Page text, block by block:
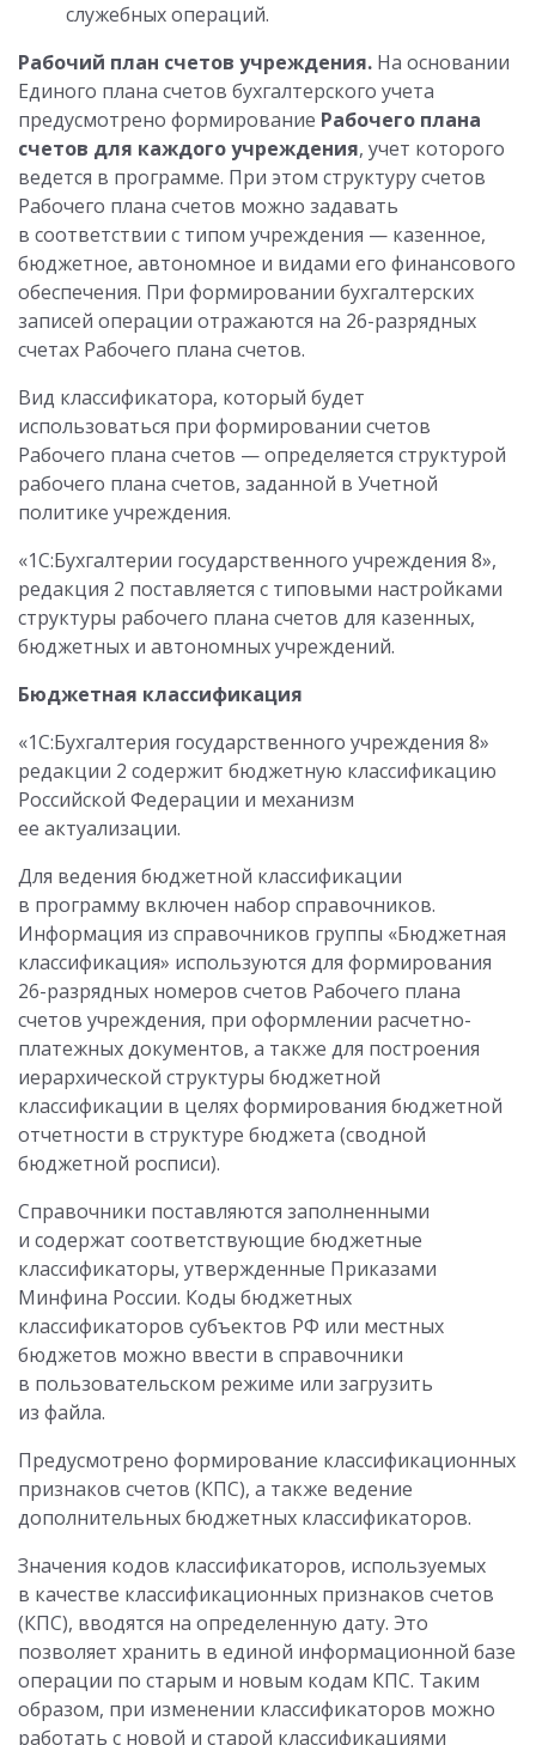
служебных операций.
Рабочий план счетов учреждения. На основании
Единого плана счетов бухгалтерского учета
предусмотрено формирование Рабочего плана
счетов для каждого учреждения, учет которого
ведется в программе. При этом структуру счетов
Рабочего плана счетов можно задавать
в соответствии с типом учреждения — казенное,
бюджетное, автономное и видами его финансового
обеспечения. При формировании бухгалтерских
записей операции отражаются на 26-разрядных
счетах Рабочего плана счетов.
Вид классификатора, который будет
использоваться при формировании счетов
Рабочего плана счетов — определяется структурой
рабочего плана счетов, заданной в Учетной
политике учреждения.
«1С:Бухгалтерии государственного учреждения 8»,
редакция 2 поставляется с типовыми настройками
структуры рабочего плана счетов для казенных,
бюджетных и автономных учреждений.
Бюджетная классификация
«1С:Бухгалтерия государственного учреждения 8»
редакции 2 содержит бюджетную классификацию
Российской Федерации и механизм
ее актуализации.
Для ведения бюджетной классификации
в программу включен набор справочников.
Информация из справочников группы «Бюджетная
классификация» используются для формирования
26-разрядных номеров счетов Рабочего плана
счетов учреждения, при оформлении расчетно-
платежных документов, а также для построения
иерархической структуры бюджетной
классификации в целях формирования бюджетной
отчетности в структуре бюджета (сводной
бюджетной росписи).
Справочники поставляются заполненными
и содержат соответствующие бюджетные
классификаторы, утвержденные Приказами
Минфина России. Коды бюджетных
классификаторов субъектов РФ или местных
бюджетов можно ввести в справочники
в пользовательском режиме или загрузить
из файла.
Предусмотрено формирование классификационных
признаков счетов (КПС), а также ведение
дополнительных бюджетных классификаторов.
Значения кодов классификаторов, используемых
в качестве классификационных признаков счетов
(КПС), вводятся на определенную дату. Это
позволяет хранить в единой информационной базе
операции по старым и новым кодам КПС. Таким
образом, при изменении классификаторов можно
работать с новой и старой классификациями